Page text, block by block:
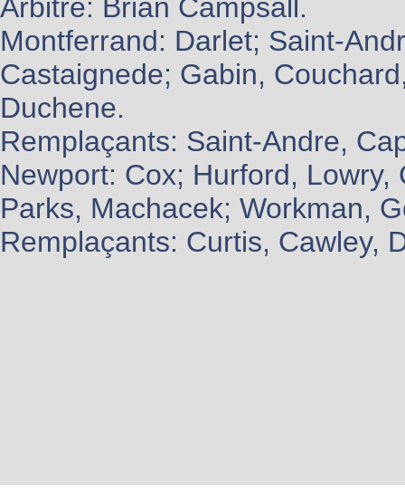
Arbitre: Brian Campsall.
Montferrand: Darlet; Saint-
Castaignede; Gabin,
Duchene.
Remplaçants: Saint-Andre,
Newport: Cox; Hurford,
Parks, Machacek; Workman,
Remplaçants: Curtis, Cawley,